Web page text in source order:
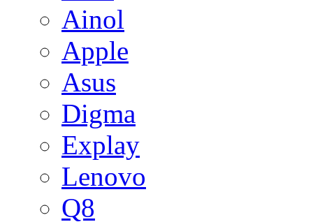
Ainol
Apple
Asus
Digma
Explay
Lenovo
Q8